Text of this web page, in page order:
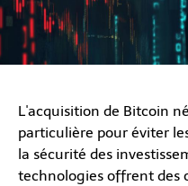
L'acquisition de Bitcoin
particulière pour éviter
la sécurité des
technologies offrent des